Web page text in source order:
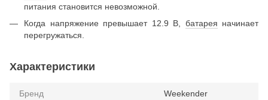
питания становится невозможной.
Когда напряжение превышает 12.9 В, батарея начинает
перегружаться.
Характеристики
Бренд Weekender